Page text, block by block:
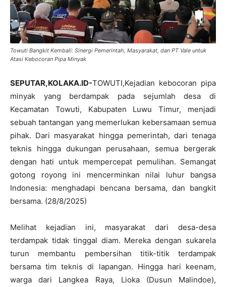
Towuti Bangkit Kembali: Sinergi Pemerintah, Masyarakat, dan PT Vale untuk
Atasi Kebocoran Pipa Minyak
SEPUTAR,KOLAKA.ID-TOWUTI,Kejadian kebocoran pipa
minyak yang berdampak pada sejumlah desa di
Kecamatan Towuti, Kabupaten Luwu Timur, menjadi
sebuah tantangan yang memerlukan kebersamaan semua
pihak. Dari masyarakat hingga pemerintah, dari tenaga
teknis hingga dukungan perusahaan, semua bergerak
dengan hati untuk mempercepat pemulihan. Semangat
gotong royong ini mencerminkan nilai luhur bangsa
Indonesia: menghadapi bencana bersama, dan bangkit
bersama. (28/8/2025)
Melihat kejadian ini, masyarakat dari desa-desa
terdampak tidak tinggal diam. Mereka dengan sukarela
turun membantu pembersihan titik-titik terdampak
bersama tim teknis di lapangan. Hingga hari keenam,
warga dari Langkea Raya, Lioka (Dusun Malindoe),